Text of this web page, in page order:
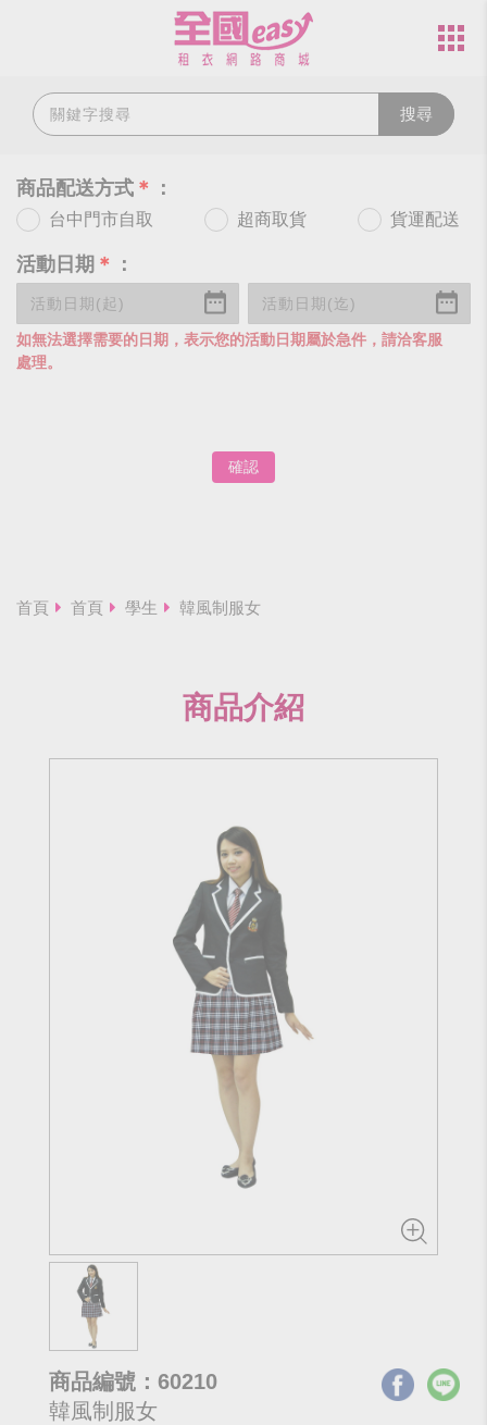
搜尋
商品配送方式 ＊ ：
台中門市自取 超商取貨 貨運配送
活動日期 ＊ ：
如無法選擇需要的日期，表示您的活動日期屬於急件，請洽客服
處理。
確認
首頁 首頁 學生 韓風制服女
商品介紹
商品編號：60210
韓風制服女